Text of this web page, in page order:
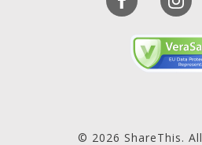
© 2026 ShareThis. All